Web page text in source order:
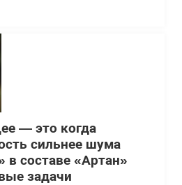
— это когда
сильнее шума
в составе «Артан»
задачи